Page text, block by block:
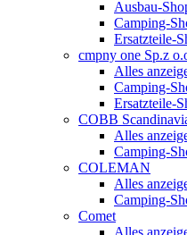
Ausbau-
Camping-
Ersatzteile-
cmpny one Sp.z
Alles
Camping-
Ersatzteile-
COBB
Alles
Camping-
COLEMAN
Alles
Camping-
Comet
Alles